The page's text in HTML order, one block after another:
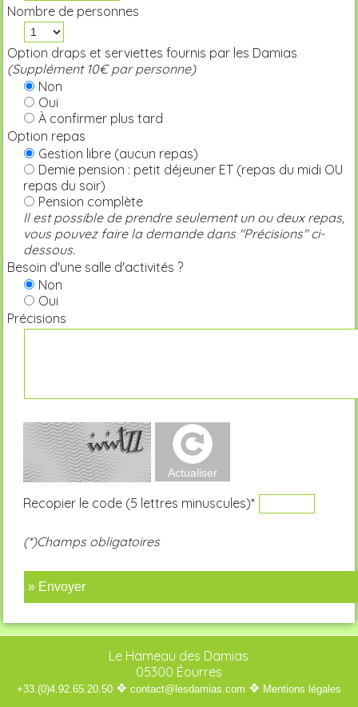
Nombre de personnes
Option draps et serviettes fournis par les Damias
(Supplément 10€ par personne)
Non
Oui
À confirmer plus tard
Option repas
Gestion libre (aucun repas)
Demie pension : petit déjeuner ET (repas du midi OU
repas du soir)
Pension complète
Il est possible de prendre seulement un ou deux repas,
vous pouvez faire la demande dans "Précisions" ci-
dessous.
Besoin d'une salle d'activités ?
Non
Oui
Précisions
Recopier le code (5 lettres minuscules)*
(*)Champs obligatoires
» Envoyer
Le Hameau des Damias
05300 Éourres
+33.(0)4.92.65.20.50 ❖ contact@lesdamias.com ❖ Mentions légales